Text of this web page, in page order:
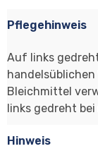
Pflegehinweis
Auf links
handelsüblichen
Bleichmittel
links gedreht
Hinweis